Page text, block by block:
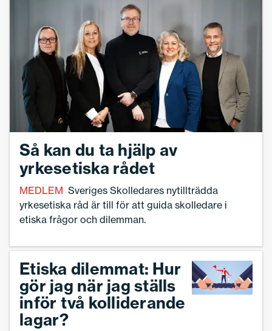
Så kan du ta hjälp av
yrkesetiska rådet
MEDLEM Sveriges Skolledares nytillträdda
yrkesetiska råd är till för att guida skolledare i
etiska frågor och dilemman.
Etiska dilemmat: Hur
gör jag när jag ställs
inför två kolliderande
lagar?